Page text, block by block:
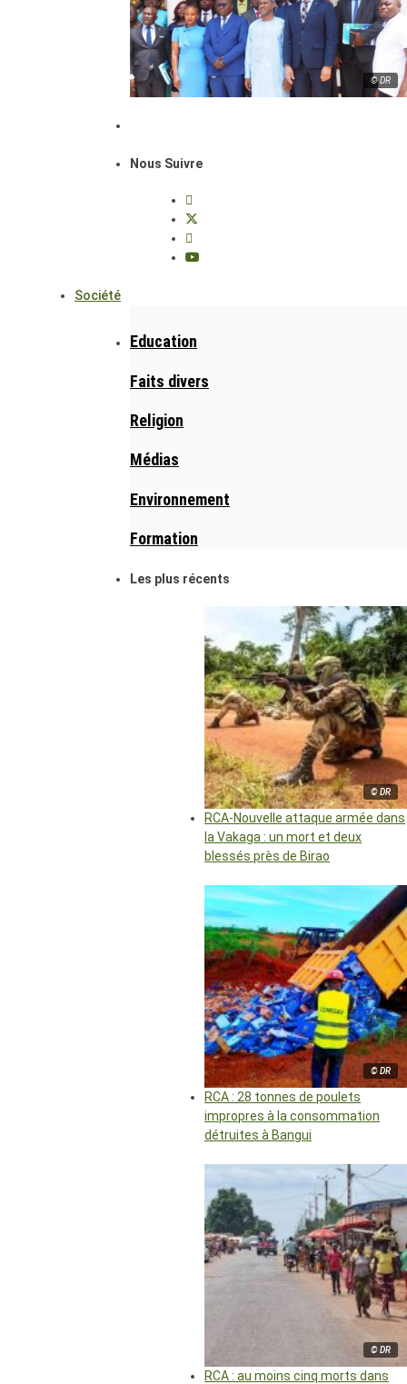
© DR
Nous Suivre
Société
Education
Faits divers
Religion
Médias
Environnement
Formation
Les plus récents
© DR
RCA-Nouvelle attaque armée dans
la Vakaga : un mort et deux
blessés près de Birao
© DR
RCA : 28 tonnes de poulets
impropres à la consommation
détruites à Bangui
© DR
RCA : au moins cinq morts dans